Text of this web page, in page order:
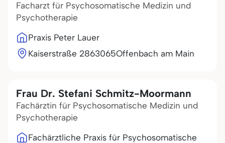
Facharzt für Psychosomatische Medizin und
Psychotherapie
Praxis Peter Lauer
Kaiserstraße 2863065Offenbach am Main
Frau Dr. Stefani Schmitz-Moormann
Fachärztin für Psychosomatische Medizin und
Psychotherapie
Fachärztliche Praxis für Psychosomatische